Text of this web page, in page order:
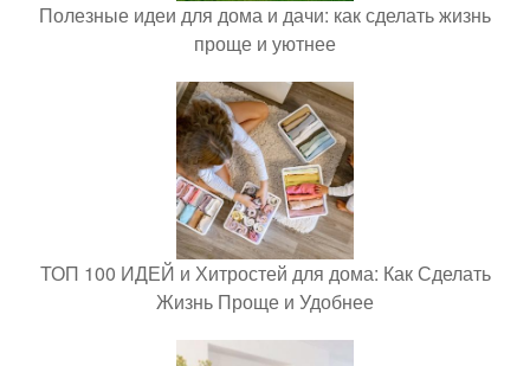
Полезные идеи для дома и дачи: как сделать жизнь
проще и уютнее
ТОП 100 ИДЕЙ и Хитростей для дома: Как Сделать
Жизнь Проще и Удобнее